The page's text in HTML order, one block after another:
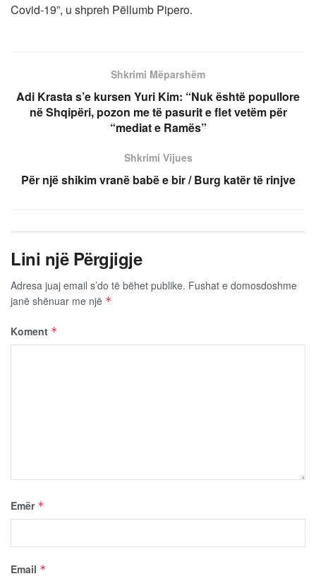
Covid-19”, u shpreh Pëllumb Pipero.
Shkrimi Mëparshëm
Adi Krasta s’e kursen Yuri Kim: “Nuk është popullore
në Shqipëri, pozon me të pasurit e flet vetëm për
“mediat e Ramës”
Shkrimi Vijues
Për një shikim vranë babë e bir / Burg katër të rinjve
Lini një Përgjigje
Adresa juaj email s’do të bëhet publike. Fushat e domosdoshme
janë shënuar me një *
Koment *
Emër *
Email *